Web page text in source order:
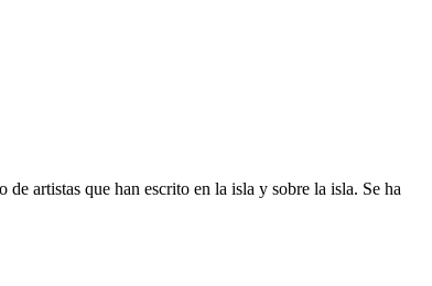
artistas que han escrito en la isla y sobre la isla. Se ha